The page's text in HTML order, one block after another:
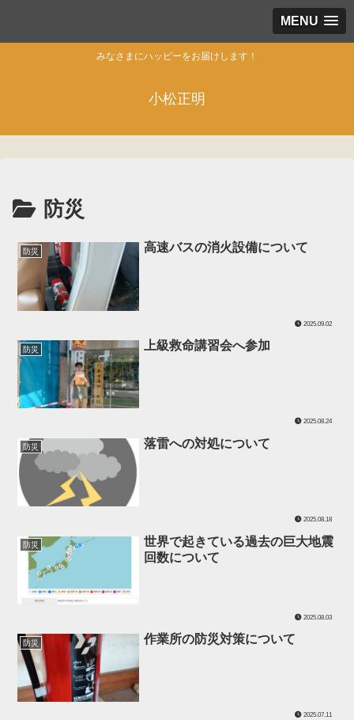
MENU
みなさまにハッピーをお届けします！
小松正明
防災
防災 高速バスの消火設備について
2025.09.02
防災 上級救命講習会へ参加
2025.08.24
防災 落雷への対処について
2025.08.18
防災
世界で起きている過去の巨大地震
回数について
2025.08.03
防災 作業所の防災対策について
2025.07.11